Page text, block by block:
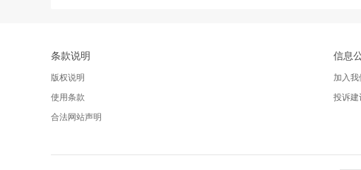
条款说明
版权说明
使用条款
合法网站声明
信息
加入我
投诉建